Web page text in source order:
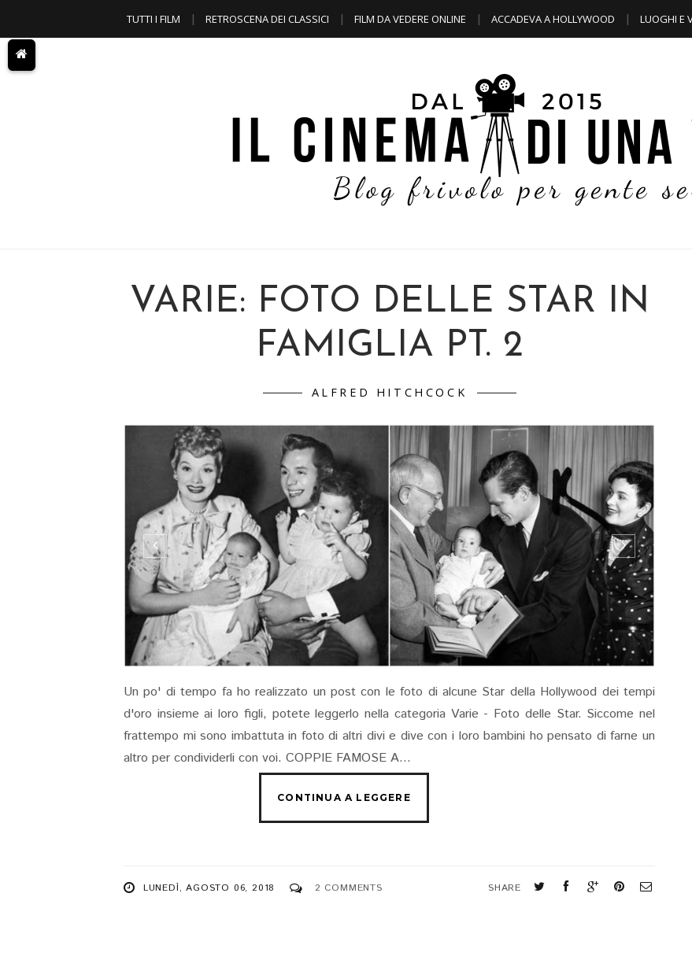
TUTTI I FILM RETROSCENA DEI CLASSICI FILM DA VEDERE ONLINE ACCADEVA A HOLLYWOOD LUOGHI E
VARIE: FOTO DELLE STAR IN
FAMIGLIA PT. 2
ALFRED HITCHCOCK
Un po' di tempo fa ho realizzato un post con le foto di alcune Star della Hollywood dei tempi
d'oro insieme ai loro figli, potete leggerlo nella categoria Varie - Foto delle Star. Siccome nel
frattempo mi sono imbattuta in foto di altri divi e dive con i loro bambini ho pensato di farne un
altro per condividerli con voi. COPPIE FAMOSE A...
LUNEDÌ, AGOSTO 06, 2018 2 COMMENTS SHARE